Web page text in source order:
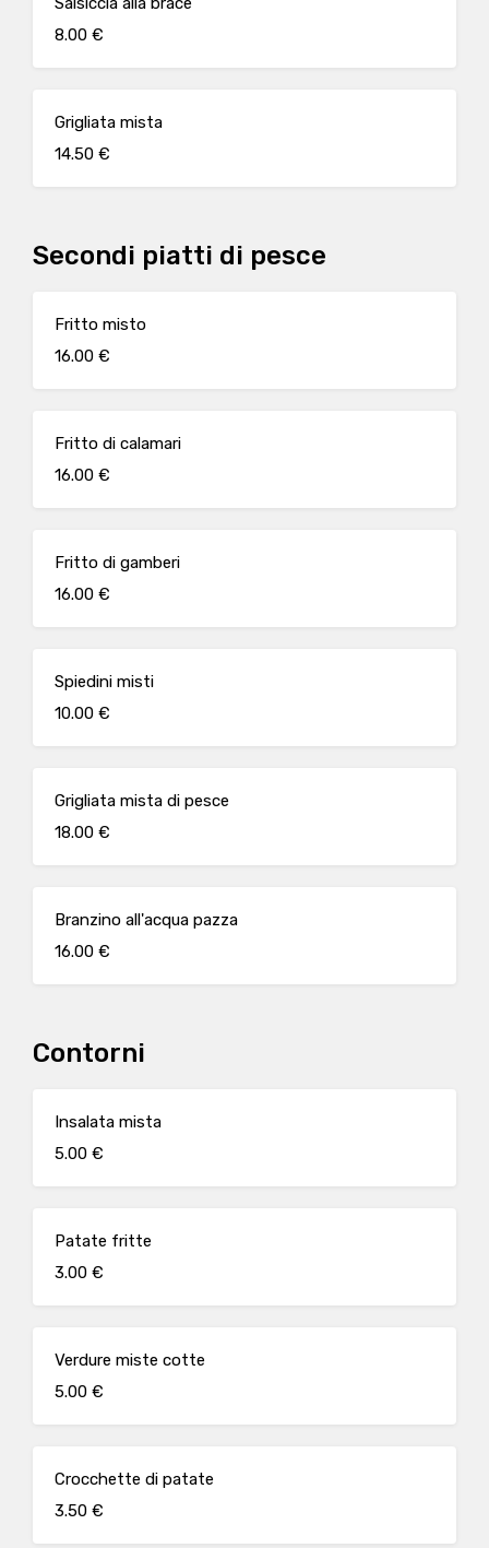
8.00 €
Grigliata mista
14.50 €
Secondi piatti di pesce
Fritto misto
16.00 €
Fritto di calamari
16.00 €
Fritto di gamberi
16.00 €
Spiedini misti
10.00 €
Grigliata mista di pesce
18.00 €
Branzino all'acqua pazza
16.00 €
Contorni
Insalata mista
5.00 €
Patate fritte
3.00 €
Verdure miste cotte
5.00 €
Crocchette di patate
3.50 €